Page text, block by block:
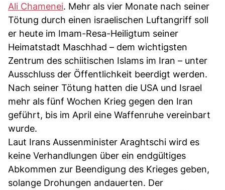
Ali Chamenei. Mehr als vier Monate nach seiner
Tötung durch einen israelischen Luftangriff soll
er heute im Imam-Resa-Heiligtum seiner
Heimatstadt Maschhad – dem wichtigsten
Zentrum des schiitischen Islams im Iran – unter
Ausschluss der Öffentlichkeit beerdigt werden.
Nach seiner Tötung hatten die USA und Israel
mehr als fünf Wochen Krieg gegen den Iran
geführt, bis im April eine Waffenruhe vereinbart
wurde.
Laut Irans Aussenminister Araghtschi wird es
keine Verhandlungen über ein endgültiges
Abkommen zur Beendigung des Krieges geben,
solange Drohungen andauerten. Der